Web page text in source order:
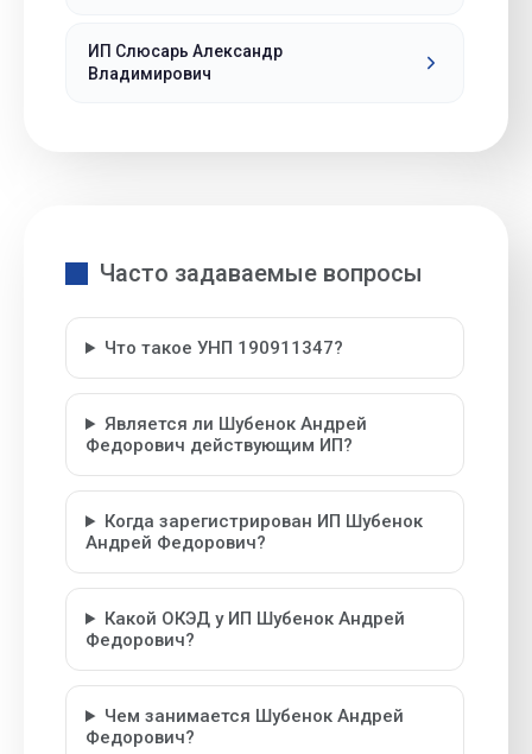
ИП Слюсарь Александр
Владимирович
Часто задаваемые вопросы
Что такое УНП 190911347?
Является ли Шубенок Андрей
Федорович действующим ИП?
Когда зарегистрирован ИП Шубенок
Андрей Федорович?
Какой ОКЭД у ИП Шубенок Андрей
Федорович?
Чем занимается Шубенок Андрей
Федорович?